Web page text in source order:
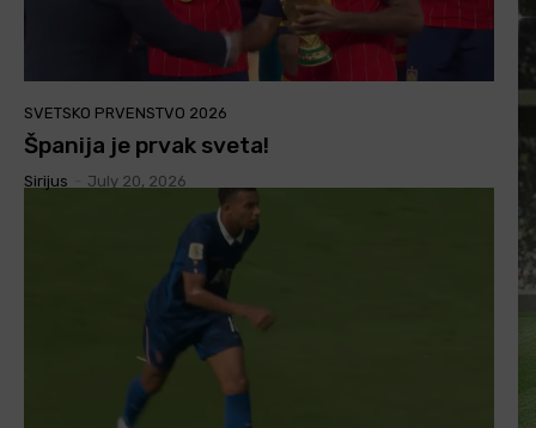
SVETSKO PRVENSTVO 2026
Španija je prvak sveta!
Sirijus July 20, 2026